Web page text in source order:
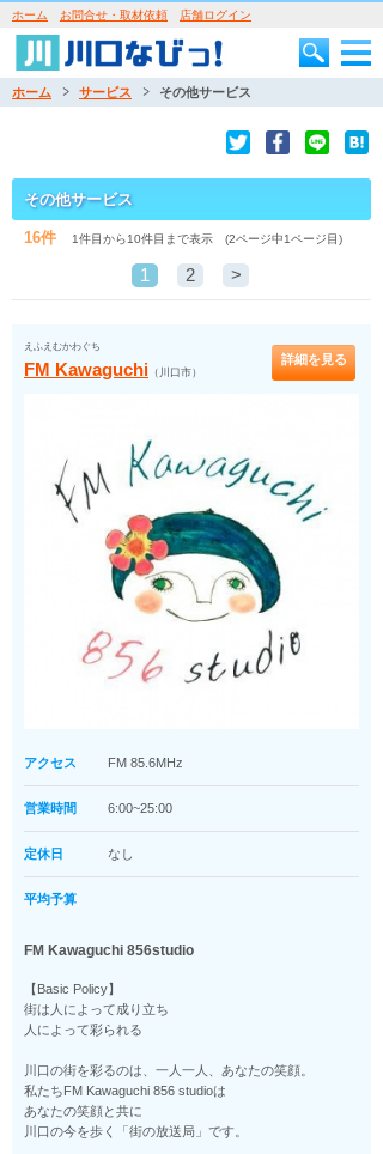
ホーム お問合せ・取材依頼 店舗ログイン
ホーム サービス その他サービス
その他サービス
16件 1件目から10件目まで表示 (2ページ中1ページ目)
1 2 >
えふえむかわぐち
FM Kawaguchi （川口市）
詳細を見る
アクセス FM 85.6MHz
営業時間 6:00~25:00
定休日 なし
平均予算
FM Kawaguchi 856studio
【Basic Policy】
街は人によって成り立ち
人によって彩られる
川口の街を彩るのは、一人一人、あなたの笑顔。
私たちFM Kawaguchi 856 studioは
あなたの笑顔と共に
川口の今を歩く「街の放送局」です。